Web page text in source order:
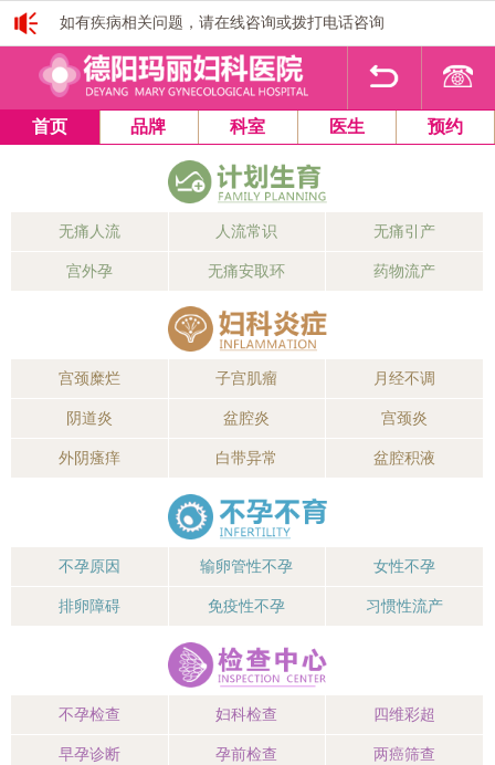
如有疾病相关问题，请在线咨询或拨打电话咨询
1 2 3 4
首页 品牌 科室 医生 预约
无痛人流 人流常识 无痛引产
宫外孕 无痛安取环 药物流产
宫颈糜烂 子宫肌瘤 月经不调
阴道炎 盆腔炎 宫颈炎
外阴瘙痒 白带异常 盆腔积液
不孕原因 输卵管性不孕 女性不孕
排卵障碍 免疫性不孕 习惯性流产
不孕检查 妇科检查 四维彩超
早孕诊断 孕前检查 两癌筛查